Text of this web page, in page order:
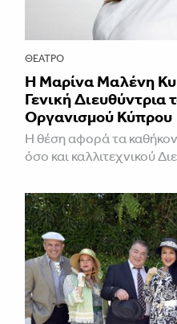
ΘΈΑΤΡΟ
Η Μαρίνα Μαλένη
Γενική Διευθύντρια
Οργανισμού Κύπρου
Η θέση αφορά τα
όσο και καλλιτεχνικού